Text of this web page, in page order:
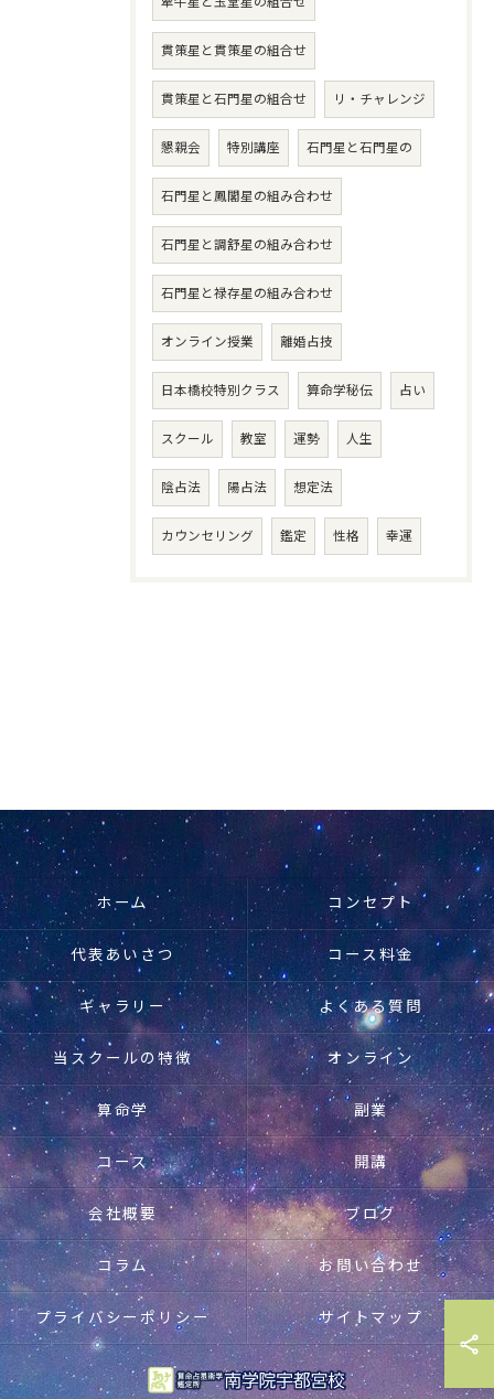
貫策星と貫策星の組合せ
貫策星と石門星の組合せ リ・チャレンジ
懇親会 特別講座 石門星と石門星の
石門星と鳳閣星の組み合わせ
石門星と調舒星の組み合わせ
石門星と禄存星の組み合わせ
オンライン授業 離婚占技
日本橋校特別クラス 算命学秘伝 占い
スクール 教室 運勢 人生
陰占法 陽占法 想定法
カウンセリング 鑑定 性格 幸運
ホーム コンセプト
代表あいさつ コース料金
ギャラリー よくある質問
当スクールの特徴 オンライン
算命学 副業
コース 開講
会社概要 ブログ
コラム お問い合わせ
プライバシーポリシー サイトマップ